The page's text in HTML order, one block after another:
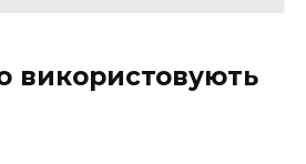
використовують